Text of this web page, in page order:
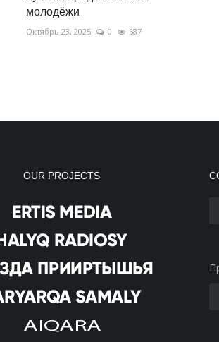
молодёжи
Октябрь 23, 2025 0 687
OUR PROJECTS